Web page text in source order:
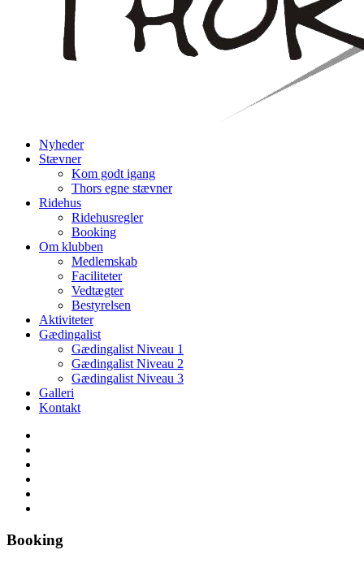
Nyheder
Stævner
Kom godt igang
Thors egne stævner
Ridehus
Ridehusregler
Booking
Om klubben
Medlemskab
Faciliteter
Vedtægter
Bestyrelsen
Aktiviteter
Gædingalist
Gædingalist Niveau 1
Gædingalist Niveau 2
Gædingalist Niveau 3
Galleri
Kontakt
Booking